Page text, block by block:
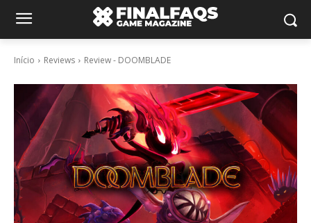
Início Reviews Review - DOOMBLADE